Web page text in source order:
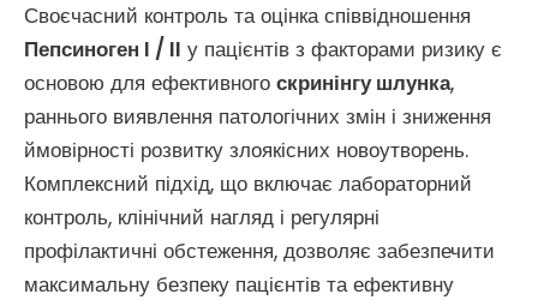
Своєчасний контроль та оцінка співвідношення
Пепсиноген I / II у пацієнтів з факторами ризику є
основою для ефективного скринінгу шлунка,
раннього виявлення патологічних змін і зниження
ймовірності розвитку злоякісних новоутворень.
Комплексний підхід, що включає лабораторний
контроль, клінічний нагляд і регулярні
профілактичні обстеження, дозволяє забезпечити
максимальну безпеку пацієнтів та ефективну